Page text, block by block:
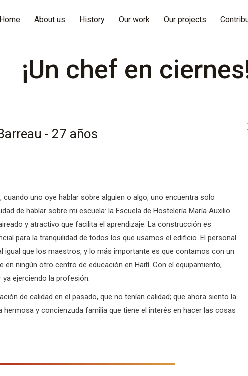
Home About us History Our work Our projects
¡Un chef en
- 27 años
cuando uno oye hablar sobre alguien o algo, uno encuentra solo
de hablar sobre mi escuela: la Escuela de Hostelería María Auxilio
y atractivo que facilita el aprendizaje. La construcción es
para la tranquilidad de todos los que usamos el edificio. El personal
igual que los maestros, y lo más importante es que contamos con un
en ningún otro centro de educación en Haití. Con el equipamiento,
ejerciendo la profesión.
de calidad en el pasado, que no tenían calidad; que ahora siento la
hermosa y concienzuda familia que tiene el interés en hacer las cosas